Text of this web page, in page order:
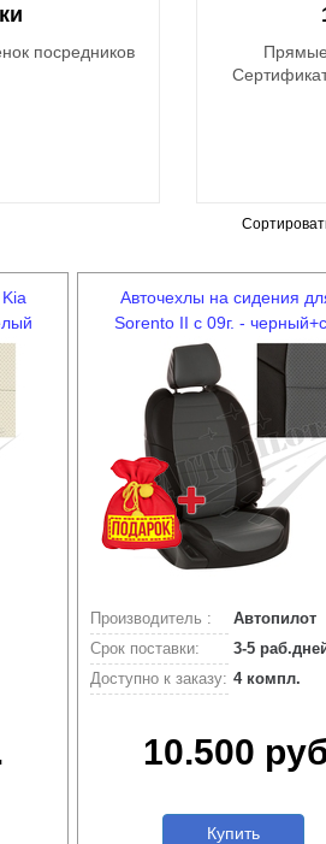
посредников
Прямые
Авточехлы на сидения
Sorento II c 09г. -
Производитель :
Автопилот
Срок поставки:
3-5
Доступно к заказу: 4 компл.
10.500
Купить